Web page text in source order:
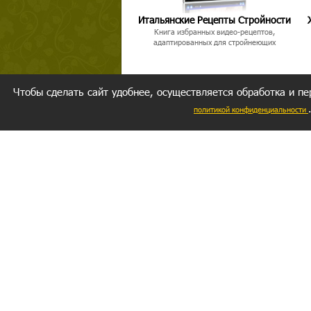
Итальянские Рецепты Стройности
Книга избранных видео-рецептов,
адаптированных для стройнеющих
Чтобы сделать сайт удобнее, осуществляется обработка и
политикой конфиденциальности